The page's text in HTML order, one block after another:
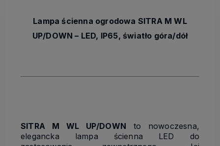
Lampa ścienna ogrodowa SITRA M WL
UP/DOWN – LED, IP65, światło góra/dół
SITRA M WL UP/DOWN to nowoczesna,
elegancka lampa ścienna LED do